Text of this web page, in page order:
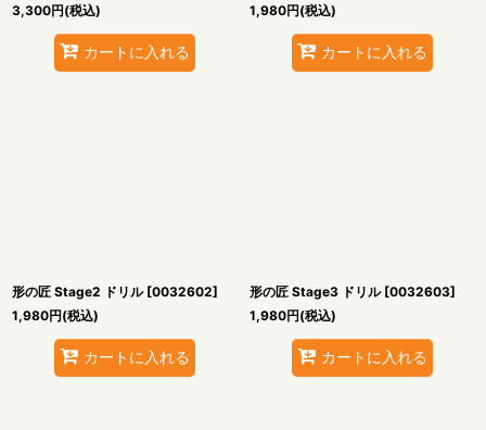
3,300円(税込)
カートに入れる
1,980円(税込)
カートに入れる
形の匠 Stage2 ドリル [0032602]
1,980円(税込)
カートに入れる
形の匠 Stage3 ドリル [0032603]
1,980円(税込)
カートに入れる